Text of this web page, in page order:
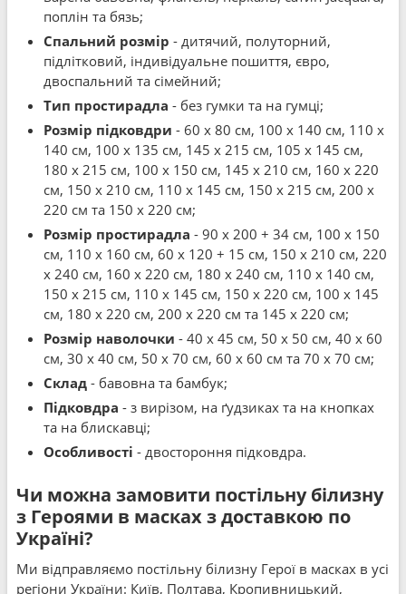
поплін та бязь;
Спальний розмір - дитячий, полуторний,
підлітковий, індивідуальне пошиття, євро,
двоспальний та сімейний;
Тип простирадла - без гумки та на гумці;
Розмір підковдри - 60 x 80 см, 100 x 140 см, 110 x
140 см, 100 x 135 см, 145 x 215 см, 105 x 145 см,
180 x 215 см, 100 x 150 см, 145 x 210 см, 160 x 220
см, 150 x 210 см, 110 x 145 см, 150 x 215 см, 200 x
220 см та 150 x 220 см;
Розмір простирадла - 90 x 200 + 34 см, 100 x 150
см, 110 x 160 см, 60 x 120 + 15 см, 150 x 210 см, 220
x 240 см, 160 x 220 см, 180 x 240 см, 110 x 140 см,
150 x 215 см, 110 x 145 см, 150 x 220 см, 100 x 145
см, 180 x 220 см, 200 x 220 см та 145 x 220 см;
Розмір наволочки - 40 x 45 см, 50 x 50 см, 40 x 60
см, 30 x 40 см, 50 x 70 см, 60 x 60 см та 70 x 70 см;
Склад - бавовна та бамбук;
Підковдра - з вирізом, на ґудзиках та на кнопках
та на блискавці;
Особливості - двостороння підковдра.
Чи можна замовити постільну білизну
з Героями в масках з доставкою по
Україні?
Ми відправляємо постільну білизну Герої в масках в усі
регіони України: Київ, Полтава, Кропивницький,